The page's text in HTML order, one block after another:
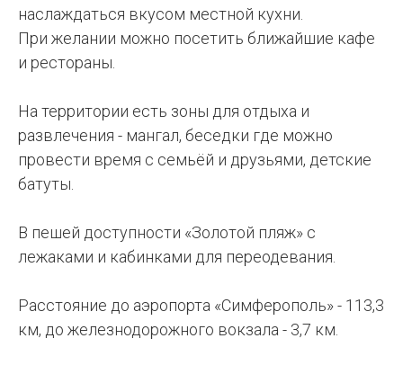
наслаждаться вкусом местной кухни.
При желании можно посетить ближайшие кафе
и рестораны.
На территории есть зоны для отдыха и
развлечения - мангал, беседки где можно
провести время с семьёй и друзьями, детские
батуты.
В пешей доступности «Золотой пляж» с
лежаками и кабинками для переодевания.
Расстояние до аэропорта «Симферополь» - 113,3
км, до железнодорожного вокзала - 3,7 км.